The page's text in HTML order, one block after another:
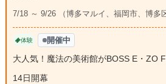
7/18 ～ 9/26 （博多マルイ、福岡市、博多区
体験 開催中
大人気！魔法の美術館がBOSS E・ZO
14日開幕